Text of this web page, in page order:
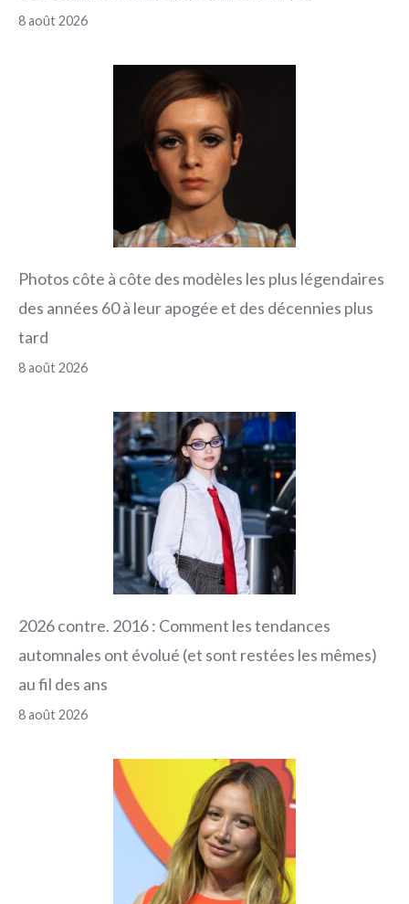
8 août 2026
Photos côte à côte des modèles les plus légendaires
des années 60 à leur apogée et des décennies plus
tard
8 août 2026
2026 contre. 2016 : Comment les tendances
automnales ont évolué (et sont restées les mêmes)
au fil des ans
8 août 2026